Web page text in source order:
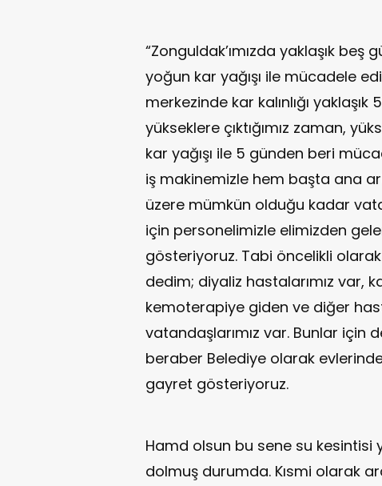
“Zonguldak’ımızda yaklaşık
yoğun kar yağışı ile mücadele
merkezinde kar kalınlığı
yükseklere çıktığımız zaman,
kar yağışı ile 5 günden beri
iş makinemizle hem başta ana
üzere mümkün olduğu kadar
için personelimizle elimizden
gösteriyoruz. Tabi öncelikli
dedim; diyaliz hastalarımız var,
kemoterapiye giden ve diğer
vatandaşlarımız var. Bunlar için
beraber Belediye olarak
gayret gösteriyoruz.
Hamd olsun bu sene su kesintisi
dolmuş durumda. Kısmi olarak